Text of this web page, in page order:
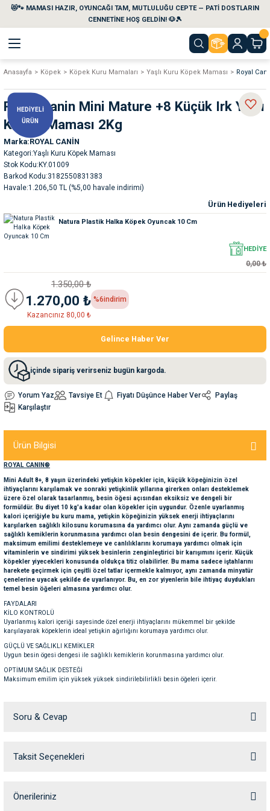
😻🐾 MAMASI HAZIR, OYUNCAĞI TAM, MUTLULUĞU CEPTE — PATİ DOSTLARIN
CENNETİNE HOŞ GELDİN! 🐶🎾
Geri Dön
Temizlik
Ek Besinler
Kapları
Geri Dön
Temizlik Ürünleri
Su Kabları
Kemikleri
Seyahat Ürünleri
Ek Besinleri
Geri Dön
Geri Dön
Geri Dön
Geri Dön
Anasayfa Köpek Köpek Kuru Mamaları Yaşlı Kuru Köpek Maması Royal
HEDİYELİ
ÜRÜN
Royal Canin Mini Mature +8 Küçük Irk Yaşlı
Köpek Maması 2Kg
Marka ROYAL CANİN
Kategori Yaşlı Kuru Köpek Maması
Stok Kodu KY.01009
Barkod Kodu 3182550831383
Havale 1.206,50 TL (%5,00 havale indirimi)
Ürün Hediyeleri
Natura Plastik Halka Köpek Oyuncak 10 Cm
HEDİYE
0,00 ₺
1.350,00 ₺
1.270,00 ₺
Kazancınız 80,00 ₺
%6indirim
Gelince Haber Ver
içinde sipariş verirseniz bugün kargoda.
Yorum Yaz Tavsiye Et Fiyatı Düşünce Haber Ver
Paylaş
Karşılaştır
Ürün Bilgisi
ROYAL CANIN®
Mini Adult 8+, 8 yaşın üzerindeki yetişkin köpekler için, küçük köpeğinizin özel
ihtiyaçlarını karşılamak ve sonraki yetişkinlik yıllarına girerken onları desteklemek
üzere özel olarak tasarlanmış, besin öğesi açısından eksiksiz ve dengeli bir
formüldür. Bu diyet 10 kg'a kadar olan köpekler için uygundur. Özenle uyarlanmış
kalori içeriğiyle bu kuru mama, yetişkin köpeğinizin yüksek enerji ihtiyaçlarını
karşılarken sağlıklı kilosunu korumasına da yardımcı olur. Aynı zamanda güçlü ve
sağlıklı kemiklerin korunmasına yardımcı olan besin dengesini de içerir. Bu formül,
maksimum emilimi desteklemeye ve canlılıklarını korumaya yardımcı olmak için
vitaminlerin ve sindirimi yüksek besinlerin zenginleştirici bir karışımını içerir. Küçük
köpekler yiyecekleri konusunda oldukça titiz olabilirler. Bu mama sadece iştahlarını
harekete geçirmek için çeşitli özel tatlar içermekle kalmıyor, aynı zamanda minyatür
çenelerine uyacak şekilde de uyarlanıyor. Bu, en zor yiyenlerin bile ihtiyaç duydukları
temel besin öğeleri almasına yardımcı olur.
FAYDALARI
KİLO KONTROLÜ
Uyarlanmış kalori içeriği sayesinde özel enerji ihtiyaçlarını mükemmel bir şekilde
karşılayarak köpeklerin ideal yetişkin ağırlığını korumaya yardımcı olur.
GÜÇLÜ VE SAĞLIKLI KEMİKLER
Uygun besin ögesi dengesi ile sağlıklı kemiklerin korunmasına yardımcı olur.
OPTİMUM SAĞLIK DESTEĞİ
Maksimum emilim için yüksek yüksek sindirilebilirlikli besin öğeleri içerir.
hayvansal yağlar, buğday gluten, mısır gluten, mısır unu, buğday, hidrolize hayvansal
proteinler, pancar posası, mineraller, soya yağı, maya ürünleri, balık yağı, frukto-
D3 (3a671): 1000 IU, Demir (3b103): 38 mg, İyot (3b201, 3b202): 3,8 mg, Bakır (3b405,
3b406): 12 mg, Manganez (3b502, 3b504): 50 mg, Çinko (3b603, 3b605, 3b606): 134 mg,
ANALİTİK BİLEŞENLER: Protein: %27,0 - Ham lifler: %1,5 - Yağ: %16,0 - Ham kül: %6,3 -
Soru & Cevap
Ürün hakkında henüz soru sorulmamış.
Taksit Seçenekleri
Önerileriniz